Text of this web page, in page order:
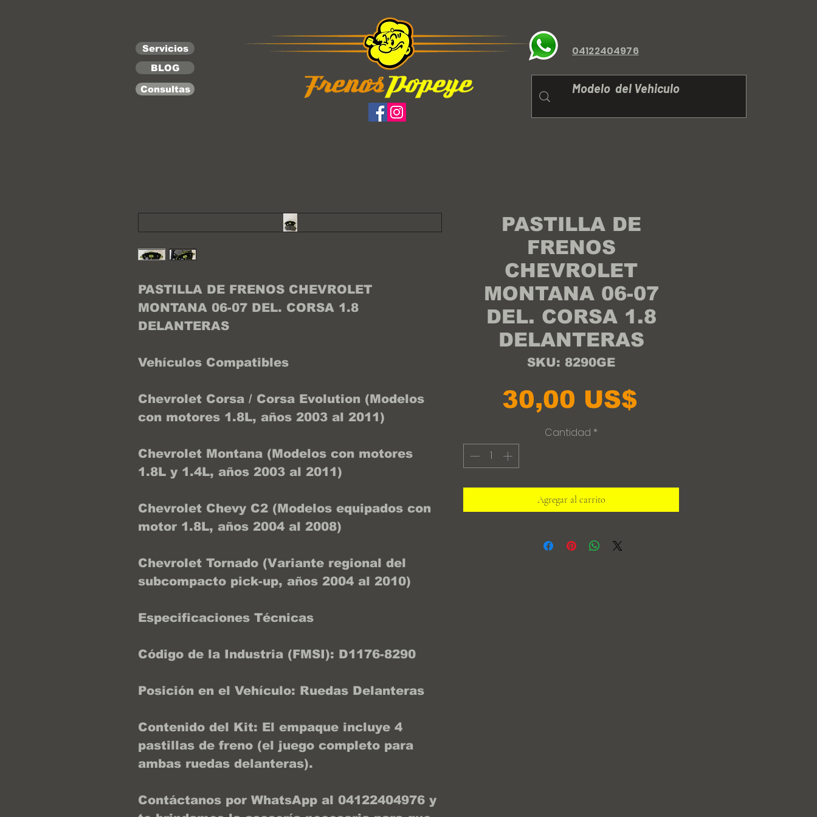
Servicios
BLOG
Consultas
04122404976
PASTILLA DE FRENOS CHEVROLET
MONTANA 06-07 DEL. CORSA 1.8
DELANTERAS
Vehículos Compatibles
Chevrolet Corsa / Corsa Evolution (Modelos
con motores 1.8L, años 2003 al 2011)
Chevrolet Montana (Modelos con motores
1.8L y 1.4L, años 2003 al 2011)
Chevrolet Chevy C2 (Modelos equipados con
motor 1.8L, años 2004 al 2008)
Chevrolet Tornado (Variante regional del
subcompacto pick-up, años 2004 al 2010)
Especificaciones Técnicas
Código de la Industria (FMSI): D1176-8290
Posición en el Vehículo: Ruedas Delanteras
Contenido del Kit: El empaque incluye 4
pastillas de freno (el juego completo para
ambas ruedas delanteras).
Contáctanos por WhatsApp al 04122404976 y
PASTILLA DE
FRENOS
CHEVROLET
MONTANA 06-07
DEL. CORSA 1.8
DELANTERAS
SKU: 8290GE
30,00 US$Precio
Cantidad *
Agregar al carrito